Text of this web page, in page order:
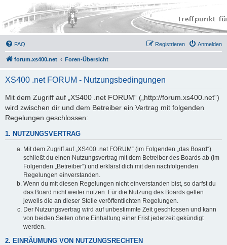
FAQ Anmelden
Registrieren
forum.xs400.net Foren-Übersicht
XS400 .net FORUM - Nutzungsbedingungen
Mit dem Zugriff auf „XS400 .net FORUM“ („http://forum.xs400.net“)
wird zwischen dir und dem Betreiber ein Vertrag mit folgenden
Regelungen geschlossen:
1. NUTZUNGSVERTRAG
Mit dem Zugriff auf „XS400 .net FORUM“ (im Folgenden „das Board“)
schließt du einen Nutzungsvertrag mit dem Betreiber des Boards ab (im
Folgenden „Betreiber“) und erklärst dich mit den nachfolgenden
Regelungen einverstanden.
Wenn du mit diesen Regelungen nicht einverstanden bist, so darfst du
das Board nicht weiter nutzen. Für die Nutzung des Boards gelten
jeweils die an dieser Stelle veröffentlichten Regelungen.
Der Nutzungsvertrag wird auf unbestimmte Zeit geschlossen und kann
von beiden Seiten ohne Einhaltung einer Frist jederzeit gekündigt
werden.
2. EINRÄUMUNG VON NUTZUNGSRECHTEN